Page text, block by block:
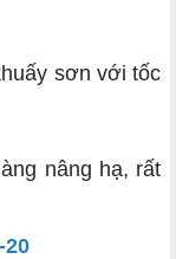
sơn với tốc
nâng hạ, rất
20